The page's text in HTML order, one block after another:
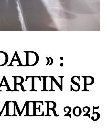
» :
SP
2025